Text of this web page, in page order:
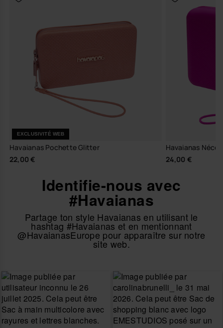
EXCLUSIVITÉ WEB
Havaianas Pochette Glitter
22,00 €
Havaianas
24,00 €
Identifie-nous avec
#Havaianas
Partage ton style Havaianas en utilisant le
hashtag #Havaianas et en mentionnant
@HavaianasEurope pour apparaître sur notre
site web.